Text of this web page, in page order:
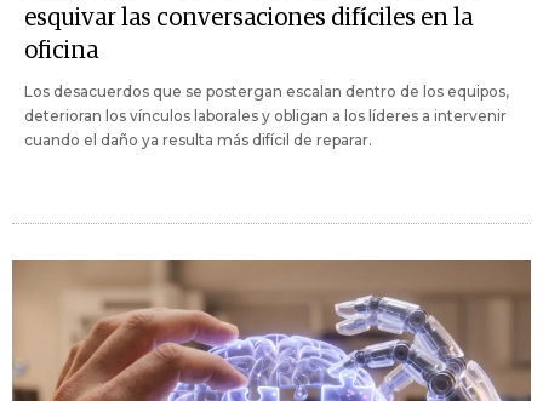
esquivar las conversaciones difíciles en la
oficina
Los desacuerdos que se postergan escalan dentro de los equipos,
deterioran los vínculos laborales y obligan a los líderes a intervenir
cuando el daño ya resulta más difícil de reparar.